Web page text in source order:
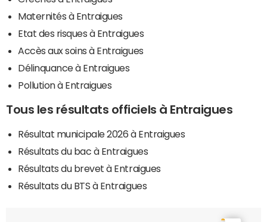
Maternités à Entraigues
Etat des risques à Entraigues
Accès aux soins à Entraigues
Délinquance à Entraigues
Pollution à Entraigues
Tous les résultats officiels à Entraigues
Résultat municipale 2026 à Entraigues
Résultats du bac à Entraigues
Résultats du brevet à Entraigues
Résultats du BTS à Entraigues